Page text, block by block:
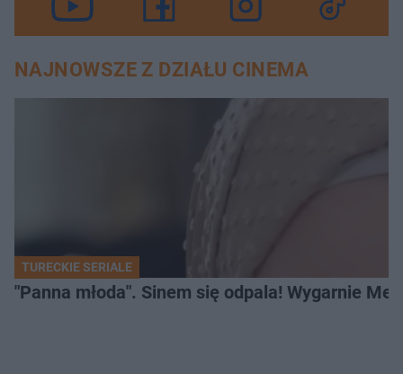
NAJNOWSZE Z DZIAŁU CINEMA
TURECKIE SERIALE
"Panna młoda". Sinem się odpala! Wygarnie